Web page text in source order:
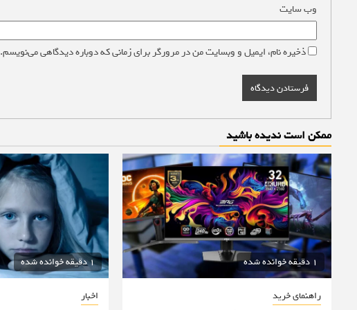
وب‌ سایت
ذخیره نام، ایمیل و وبسایت من در مرورگر برای زمانی که دوباره دیدگاهی می‌نویسم.
ممکن است ندیده باشید
1 دقیقه خوانده شده
راهنمای خرید
1 دقیقه خوانده شده
اخبار